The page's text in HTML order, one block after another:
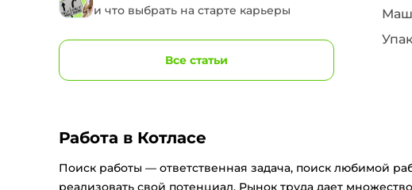
и что выбрать на старте карьеры
Все статьи
Работа в Котласе
Поиск работы — ответственная задача, поиск любимой
реализовать свой потенциал. Рынок труда дает